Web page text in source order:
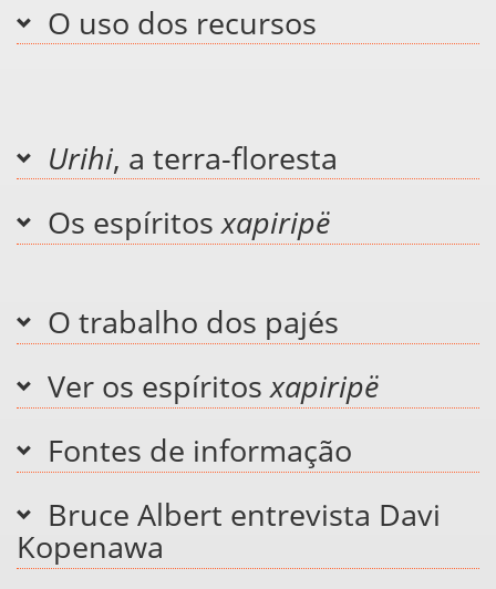
O uso dos recursos
Urihi, a terra-floresta
Os espíritosxapiripë
O trabalho dos pajés
Ver os espíritosxapiripë
Fontes de informação
Bruce Albert entrevista Davi
Kopenawa